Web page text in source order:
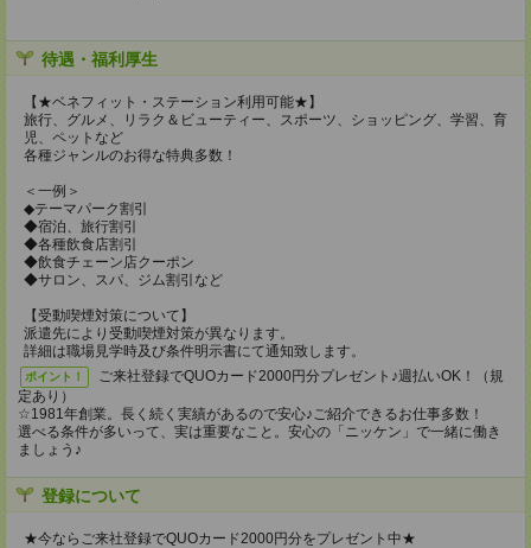
待遇・福利厚生
【★ベネフィット・ステーション利用可能★】
旅行、グルメ、リラク＆ビューティー、スポーツ、ショッピング、学習、育
児、ペットなど
各種ジャンルのお得な特典多数！
＜一例＞
◆テーマパーク割引
◆宿泊、旅行割引
◆各種飲食店割引
◆飲食チェーン店クーポン
◆サロン、スパ、ジム割引など
【受動喫煙対策について】
派遣先により受動喫煙対策が異なります。
詳細は職場見学時及び条件明示書にて通知致します。
ポイント！
ご来社登録でQUOカード2000円分プレゼント♪週払いOK！（規
定あり）
☆1981年創業。長く続く実績があるので安心♪ご紹介できるお仕事多数！
選べる条件が多いって、実は重要なこと。安心の「ニッケン」で一緒に働き
ましょう♪
登録について
★今ならご来社登録でQUOカード2000円分をプレゼント中★